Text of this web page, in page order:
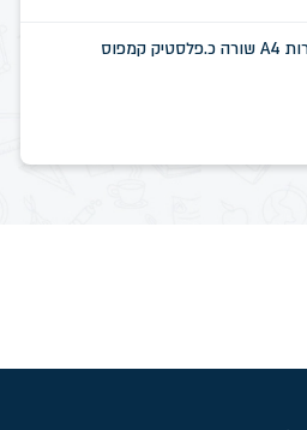
סט 2 מחברות A4 שורה כ.פלסטיק קמפוס